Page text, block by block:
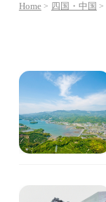
Home 四国・中国